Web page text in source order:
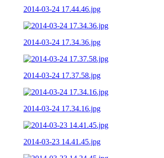
2014-03-24 17.44.46.jpg
2014-03-24 17.34.36.jpg
2014-03-24 17.37.58.jpg
2014-03-24 17.34.16.jpg
2014-03-23 14.41.45.jpg